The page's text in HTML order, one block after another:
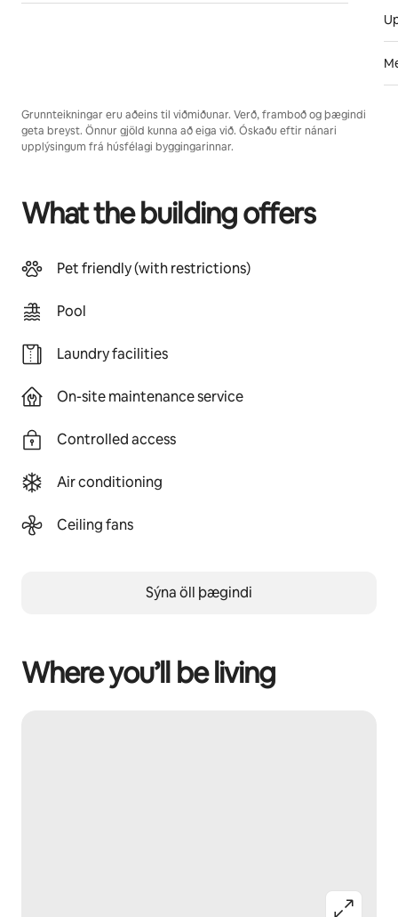
Grunnteikningar eru aðeins til viðmiðunar. Verð, framboð og þægindi
geta breyst. Önnur gjöld kunna að eiga við. Óskaðu eftir nánari
upplýsingum frá húsfélagi byggingarinnar.
What the building offers
Pet friendly (with restrictions)
Pool
Laundry facilities
On-site maintenance service
Controlled access
Air conditioning
Ceiling fans
Sýna öll þægindi
Where you’ll be living